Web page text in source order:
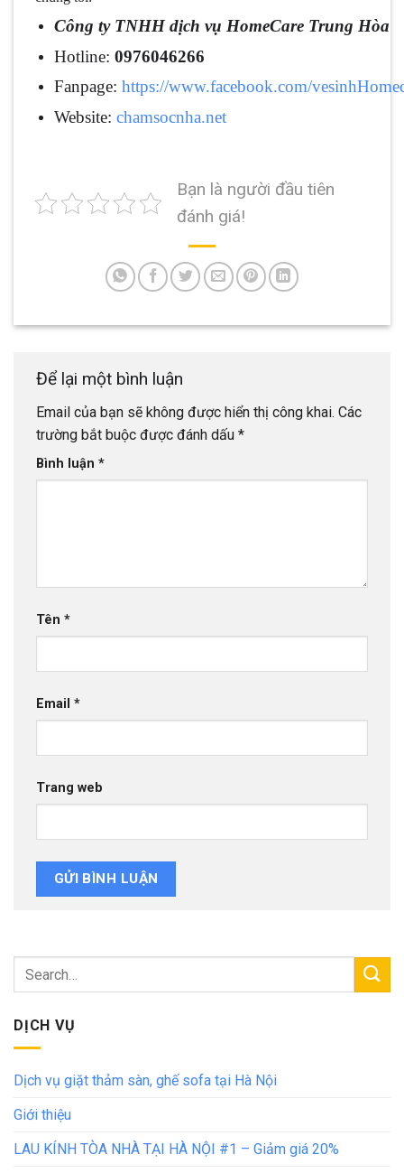
Công ty TNHH dịch vụ HomeCare Trung Hòa
Hotline: 0976046266
Fanpage: https://www.facebook.com/
Website: chamsocnha.net
Bạn là người đầu tiên
đánh giá!
Để lại một bình luận
Email của bạn sẽ không được hiển thị công khai. Các
trường bắt buộc được đánh dấu *
Bình luận *
Tên *
Email *
Trang web
DỊCH VỤ
Dịch vụ giặt thảm sàn, ghế sofa tại Hà Nội
Giới thiệu
LAU KÍNH TÒA NHÀ TẠI HÀ NỘI #1 – Giảm giá 20%